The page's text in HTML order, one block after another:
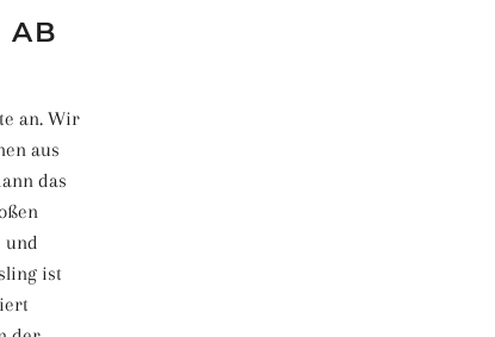
AB
an. Wir
aus
das
und
ist